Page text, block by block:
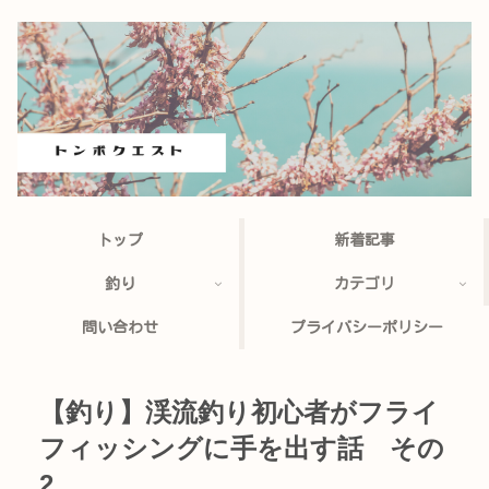
トップ 新着記事
釣り カテゴリ
問い合わせ プライバシーポリシー
【釣り】渓流釣り初心者がフライ
フィッシングに手を出す話 その